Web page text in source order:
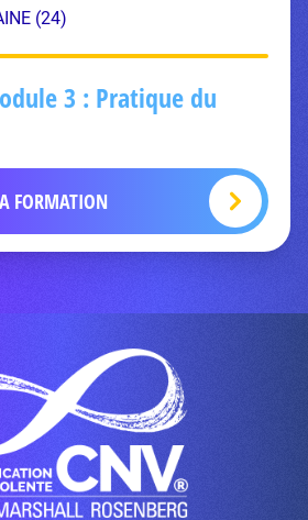
(24)
3 : Pratique du
FORMATION